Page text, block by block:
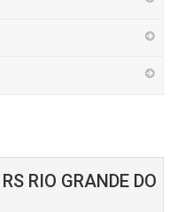
RIO GRANDE DO